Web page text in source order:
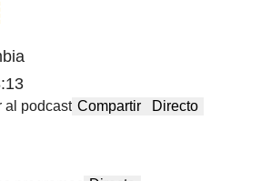
al podcast Compartir Directo